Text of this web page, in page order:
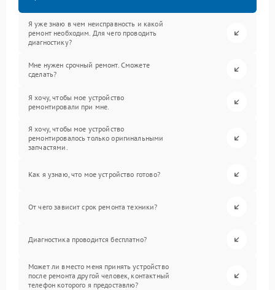
Я уже знаю в чем неисправность и какой
ремонт необходим. Для чего проводить
диагностику?
Мне нужен срочный ремонт. Сможете
сделать?
Я хочу, чтобы мое устройство
ремонтировали при мне.
Я хочу, чтобы мое устройство
ремонтировалось только оригинальными
запчастями.
Как я узнаю, что мое устройство готово?
От чего зависит срок ремонта техники?
Диагностика проводится бесплатно?
Может ли вместо меня принять устройство
после ремонта другой человек, контактный
телефон которого я предоставлю?